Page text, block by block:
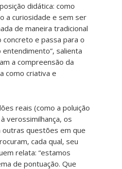
didática: como
a curiosidade e sem ser
de maneira tradicional
e passa para o
salienta
a compreensão da
como criativa e
reais (como a poluição
verossimilhança, os
questões em que
cada qual, seu
relata: “estamos
de pontuação. Que